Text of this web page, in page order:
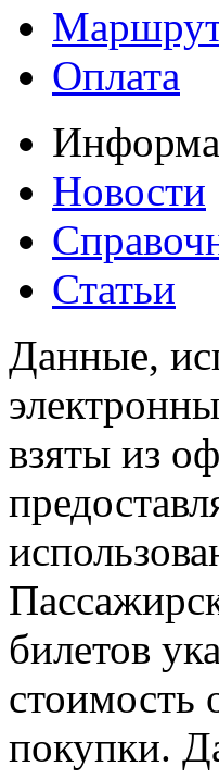
Оплата
Новости
Статьи
Данные,
взяты из
билетов
стоимость
покупки.